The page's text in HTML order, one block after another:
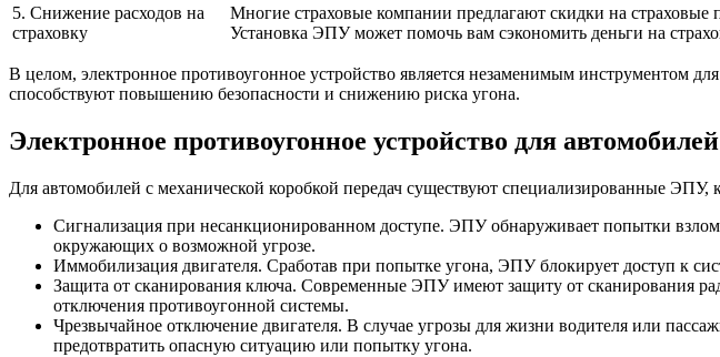
5. Снижение расходов на
страховку
Многие страховые компании предлагают скидки на страховые
Установка ЭПУ может помочь вам сэкономить деньги на
В целом, электронное противоугонное устройство является незаменимым инструментом
способствуют повышению безопасности и снижению риска угона.
Электронное противоугонное устройство для
Для автомобилей с механической коробкой передач существуют специализированные
Сигнализация при несанкционированном доступе. ЭПУ обнаруживает попытки
окружающих о возможной угрозе.
Иммобилизация двигателя. Сработав при попытке угона, ЭПУ блокирует доступ к
Защита от сканирования ключа. Современные ЭПУ имеют защиту от сканирования
отключения противоугонной системы.
Чрезвычайное отключение двигателя. В случае угрозы для жизни водителя или
предотвратить опасную ситуацию или попытку угона.